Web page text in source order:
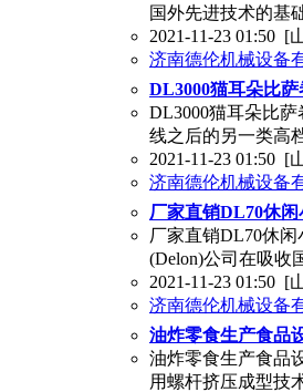
国外先进技术的基
2021-11-23 01:50 [
济南德伦机械设备
DL3000猫耳朵比
DL3000猫耳朵比
线之后的另一类高
2021-11-23 01:50 [
济南德伦机械设备
厂家直销DL70休
厂家直销DL70休
(Delon)公司在吸收
2021-11-23 01:50 [
济南德伦机械设备
油炸零食生产食品
油炸零食生产食品
用螺杆挤压成型技